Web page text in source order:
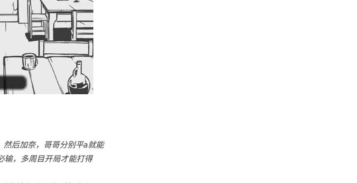
后加奈，哥哥分别平a就能
输，多周目开局才能打得